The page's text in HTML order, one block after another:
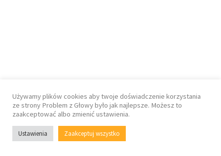
Używamy plików cookies aby twoje doświadczenie korzystania
ze strony Problem z Głowy było jak najlepsze. Możesz to
zaakceptować albo zmienić ustawienia.
Ustawienia Zaakceptuj wszystko